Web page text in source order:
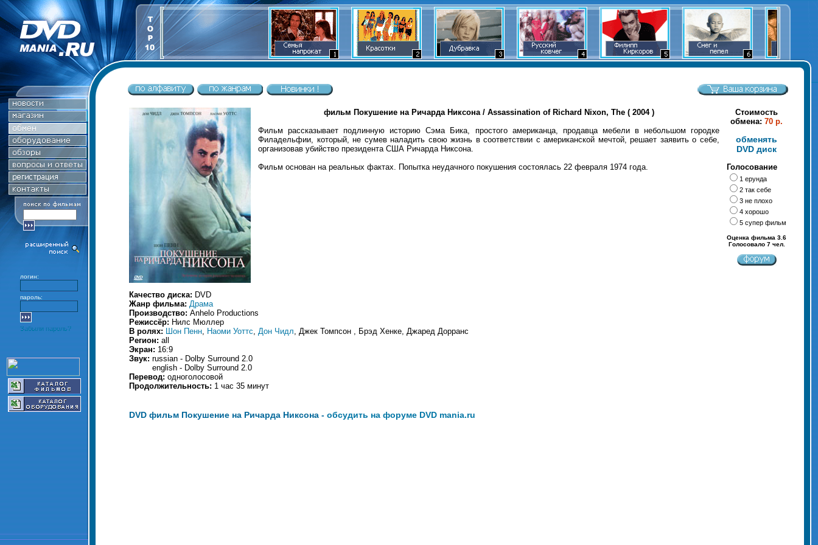
логин:
пароль:
Забыли пароль?
фильм Покушение на Ричарда Никсона / Assassination of Richard Nixon, The ( 2004 )
Фильм рассказывает подлинную историю Сэма Бика, простого американца, продавца мебели в небольшом городке
Филадельфии, который, не сумев наладить свою жизнь в соответствии с американской мечтой, решает заявить о себе,
организовав убийство президента США Ричарда Никсона.
Фильм основан на реальных фактах. Попытка неудачного покушения состоялась 22 февраля 1974 года.
Стоимость
обмена: 70 р.
обменять
DVD диск
Голосование
1 ерунда
2 так себе
3 не плохо
4 хорошо
5 супер фильм
Оценка фильма 3.6
Голосовало 7 чел.
Качество диска: DVD
Жанр фильма: Драма
Производство: Anhelo Productions
Режиссёр: Нилс Мюллер
В ролях: Шон Пенн, Наоми Уоттс, Дон Чидл, Джек Томпсон , Брэд Хенке, Джаред Дорранс
Регион: all
Экран: 16:9
Звук: russian - Dolby Surround 2.0
english - Dolby Surround 2.0
Перевод: одноголосовой
Продолжительность: 1 час 35 минут
DVD фильм Покушение на Ричарда Никсона - обсудить на форуме DVD mania.ru